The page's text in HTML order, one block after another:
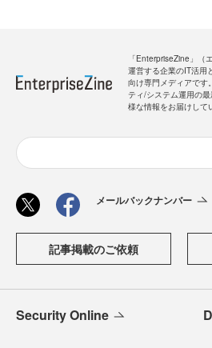
「EnterpriseZine」（
運営する企業のIT活用
向け専門メディアです
ティ/システム運用の
様な情報をお届けして
メールバックナンバー
記事掲載のご依頼
Security Online